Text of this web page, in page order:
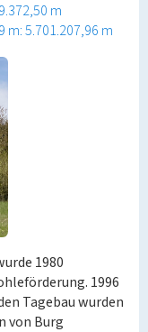
m
m: 5.701.207,96 m
1980
1996
Tagebau wurden
von Burg